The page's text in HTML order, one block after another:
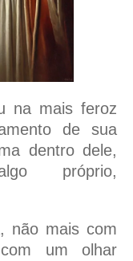
na mais feroz
de sua
dentro dele,
próprio,
não mais com
um olhar